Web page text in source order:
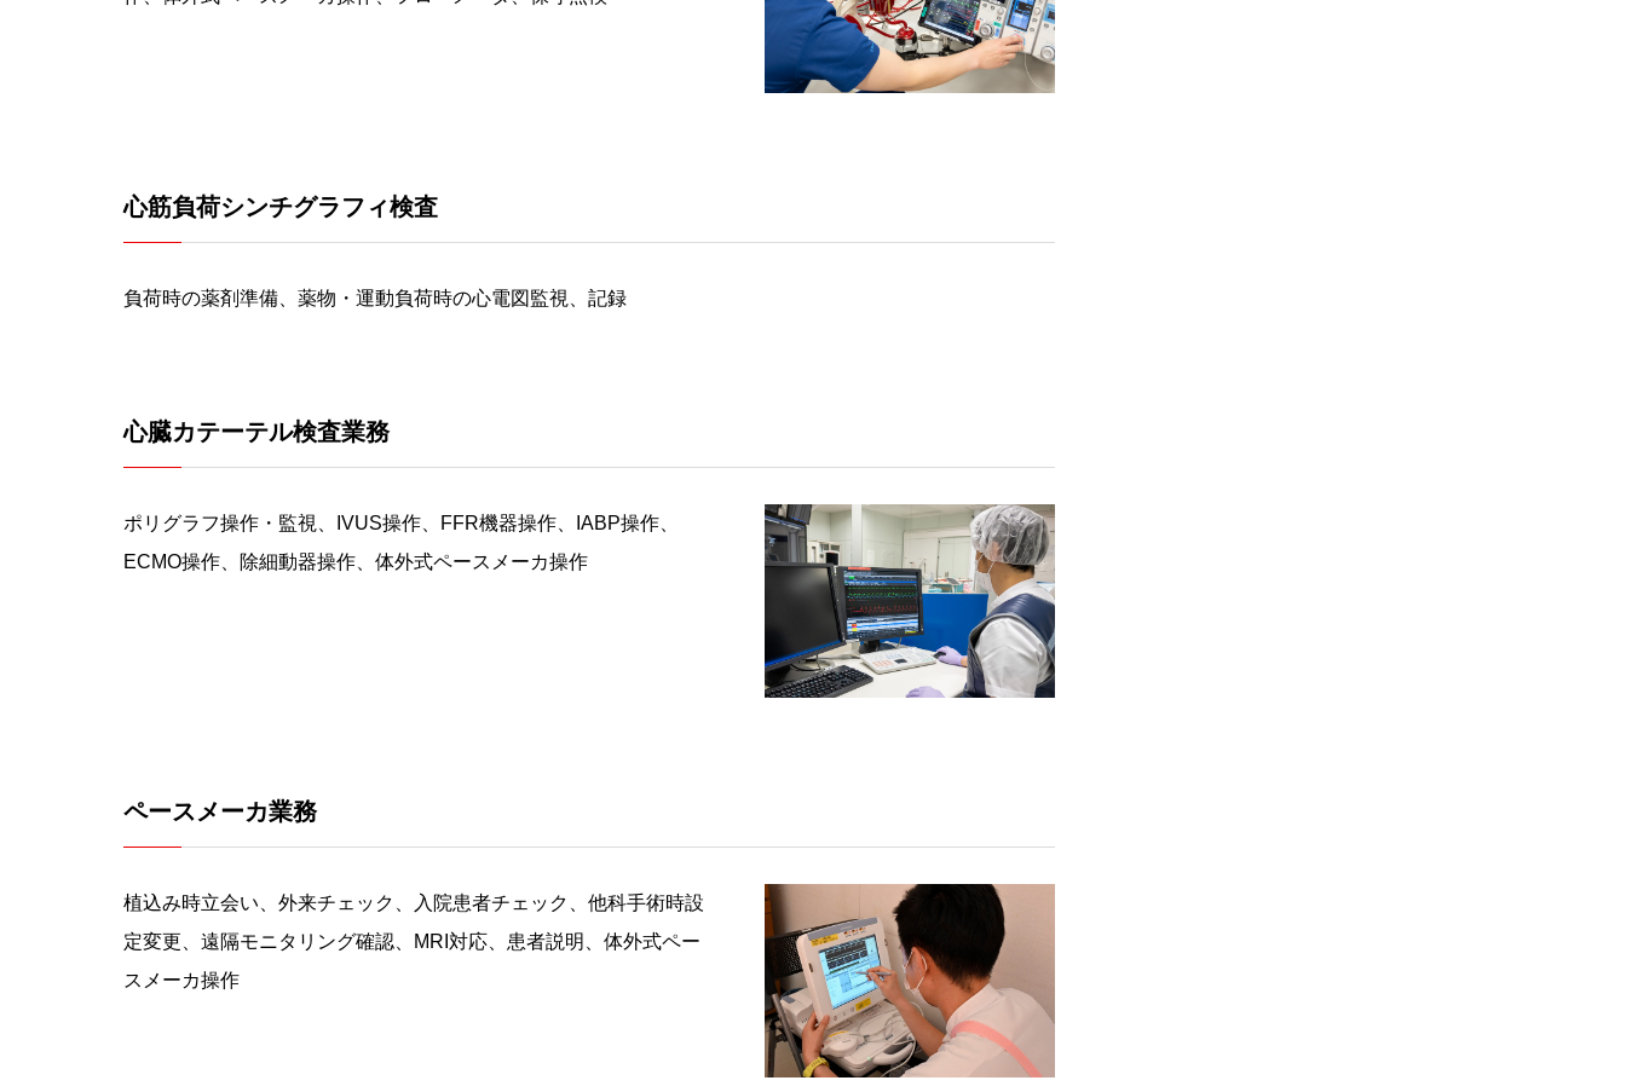
心筋負荷シンチグラフィ検査
負荷時の薬剤準備、薬物・運動負荷時の心電図監視、記録
心臓カテーテル検査業務
ポリグラフ操作・監視、IVUS操作、FFR機器操作、IABP操作、
ECMO操作、除細動器操作、体外式ペースメーカ操作
ペースメーカ業務
植込み時立会い、外来チェック、入院患者チェック、他科手術時設
定変更、遠隔モニタリング確認、MRI対応、患者説明、体外式ペー
スメーカ操作